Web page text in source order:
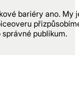
bariéry ano. My
publikum.